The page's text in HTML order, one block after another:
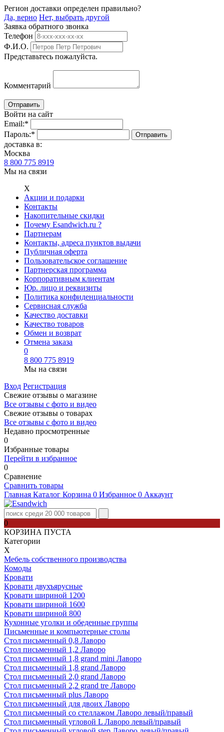
Регион доставки определен правильно?
Да, верно Нет, выбрать другой
Заявка обратного звонка
Телефон
Ф.И.О.
Представьтесь пожалуйста.
Комментарий
Войти на сайт
Email:*
Пароль:*
доставка в:
Москва
8 800 775 8919
Мы на связи
Х
Акции и подарки
Контакты
Накопительные скидки
Почему Esandwich.ru ?
Партнерам
Контакты, адреса пунктов выдачи
Публичная оферта
Пользовательское соглашение
Партнерская программа
Корпоративным клиентам
Юр. лицо и реквизиты
Политика конфиденциальности
Сервисная служба
Качество доставки
Качество товаров
Обмен и возврат
Отмена заказа
0
8 800 775 8919
Мы на связи
Вход Регистрация
Свежие отзывы о магазине
Все отзывы с фото и видео
Свежие отзывы о товарах
Все отзывы c фото и видео
Недавно просмотренные
0
Избранные товары
Перейти в избранное
0
Сравнение
Сравнить товары
Главная Каталог Корзина 0 Избранное 0 Аккаунт
0
КОРЗИНА ПУСТА
Категории
Х
Мебель собственного производства
Комоды
Кровати
Кровати двухъярусные
Кровати шириной 1200
Кровати шириной 1600
Кровати шириной 800
Кухонные уголки и обеденные группы
Письменные и компьютерные столы
Стол письменный 0,8 Лаворо
Стол письменный 1,2 Лаворо
Стол письменный 1,8 grand mini Лаворо
Стол письменный 1,8 grand Лаворо
Стол письменный 2,0 grand Лаворо
Стол письменный 2,2 grand tre Лаворо
Стол письменный plus Лаворо
Стол письменный для двоих Лаворо
Стол письменный со стеллажом Лаворо левый/правый
Стол письменный угловой L Лаворо левый/правый